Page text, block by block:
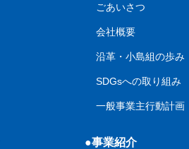
ごあいさつ
会社概要
沿革・小島組の歩み
SDGsへの取り組み
一般事業主行動計画
●事業紹介